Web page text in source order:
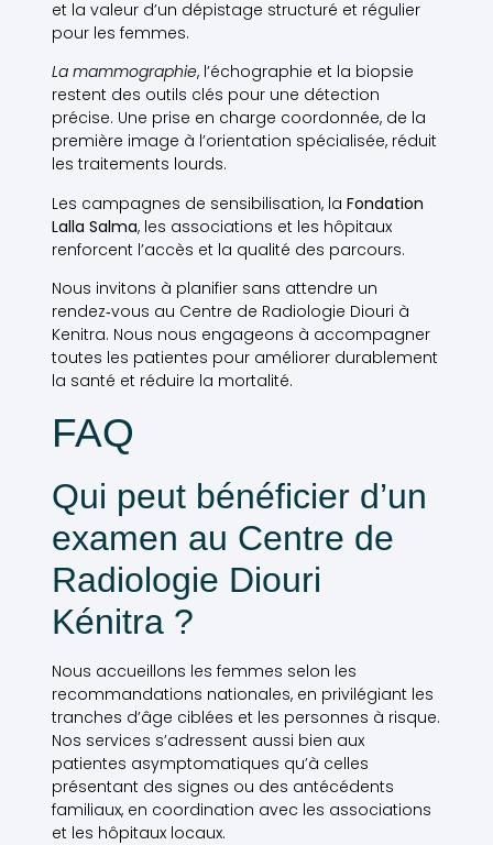
et la valeur d’un dépistage structuré et régulier
pour les femmes.
La mammographie, l’échographie et la biopsie
restent des outils clés pour une détection
précise. Une prise en charge coordonnée, de la
première image à l’orientation spécialisée, réduit
les traitements lourds.
Les campagnes de sensibilisation, la Fondation
Lalla Salma, les associations et les hôpitaux
renforcent l’accès et la qualité des parcours.
Nous invitons à planifier sans attendre un
rendez‑vous au Centre de Radiologie Diouri à
Kenitra. Nous nous engageons à accompagner
toutes les patientes pour améliorer durablement
la santé et réduire la mortalité.
FAQ
Qui peut bénéficier d’un
examen au Centre de
Radiologie Diouri
Kénitra ?
Nous accueillons les femmes selon les
recommandations nationales, en privilégiant les
tranches d’âge ciblées et les personnes à risque.
Nos services s’adressent aussi bien aux
patientes asymptomatiques qu’à celles
présentant des signes ou des antécédents
familiaux, en coordination avec les associations
et les hôpitaux locaux.